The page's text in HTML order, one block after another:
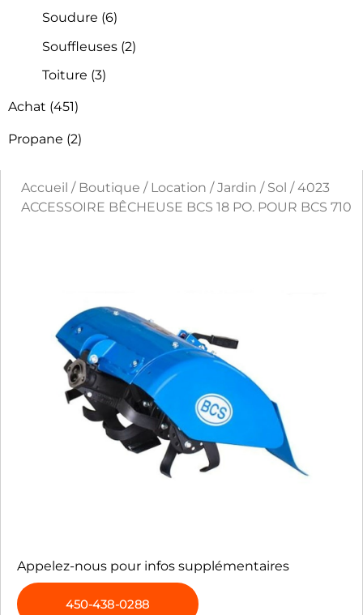
Soudure (6)
Souffleuses (2)
Toiture (3)
Achat (451)
Propane (2)
Accueil / Boutique / Location /Jardin / Sol / 4023
ACCESSOIRE BÊCHEUSE BCS 18 PO. POUR BCS 710
Appelez-nous pour infos supplémentaires
450-438-0288